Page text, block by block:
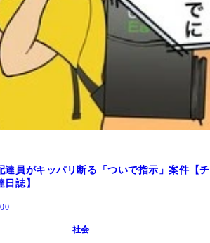
達員がキッパリ断る「ついで指示」案件【チ
誌】
社会